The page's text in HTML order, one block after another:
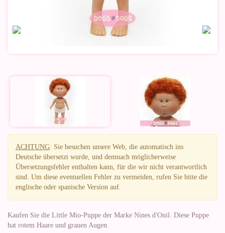
ACHTUNG: Sie besuchen unsere Web, die automatisch ins
Deutsche übersetzt wurde, und demnach möglicherweise
Übersetzungsfehler enthalten kann, für die wir nicht verantwortlich
sind. Um diese eventuellen Fehler zu vermeiden, rufen Sie bitte die
englische oder spanische Version auf.
Kaufen Sie die Little Mio-Puppe der Marke Nines d'Onil. Diese Puppe
hat rotem Haare und grauen Augen.